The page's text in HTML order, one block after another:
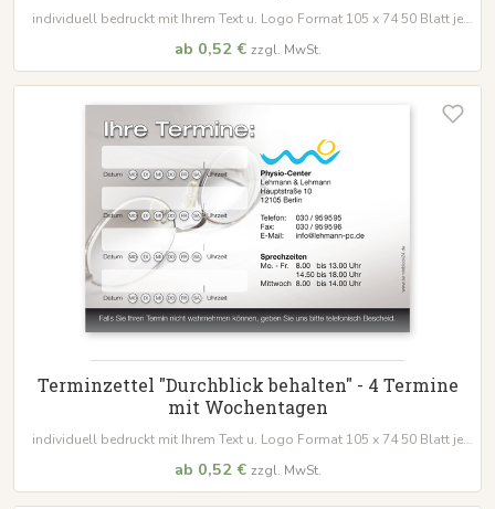
individuell bedruckt mit Ihrem Text u. Logo Format 105 x 74 50 Blatt je
ab 0,52 € zzgl. MwSt.
Terminzettel "Durchblick behalten" - 4 Termine
mit Wochentagen
individuell bedruckt mit Ihrem Text u. Logo Format 105 x 74 50 Blatt je
ab 0,52 € zzgl. MwSt.